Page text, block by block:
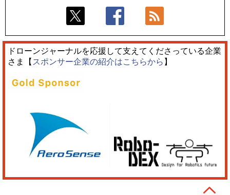
ドローンジャーナルを応援して支えてくださっている企業
さま【 スポンサー企業の紹介はこちらから 】